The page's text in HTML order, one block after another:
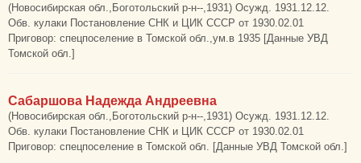
(Новосибирская обл.,Боготольский р-н--,1931) Осужд. 1931.12.12.
Обв. кулаки Постановление СНК и ЦИК СССР от 1930.02.01
Приговор: спецпоселение в Томской обл.,ум.в 1935 [Данные УВД
Томской обл.]
Сабаршова Надежда Андреевна
(Новосибирская обл.,Боготольский р-н--,1931) Осужд. 1931.12.12.
Обв. кулаки Постановление СНК и ЦИК СССР от 1930.02.01
Приговор: спецпоселение в Томской обл. [Данные УВД Томской обл.]